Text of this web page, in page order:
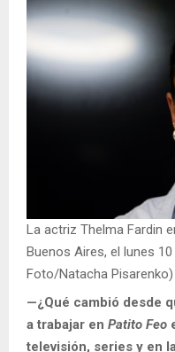
La actriz Thelma Fardin
Buenos Aires, el lunes
Foto/Natacha Pisarenko)
—¿Qué cambió desde
a trabajar en Patito Feo
televisión, series y en